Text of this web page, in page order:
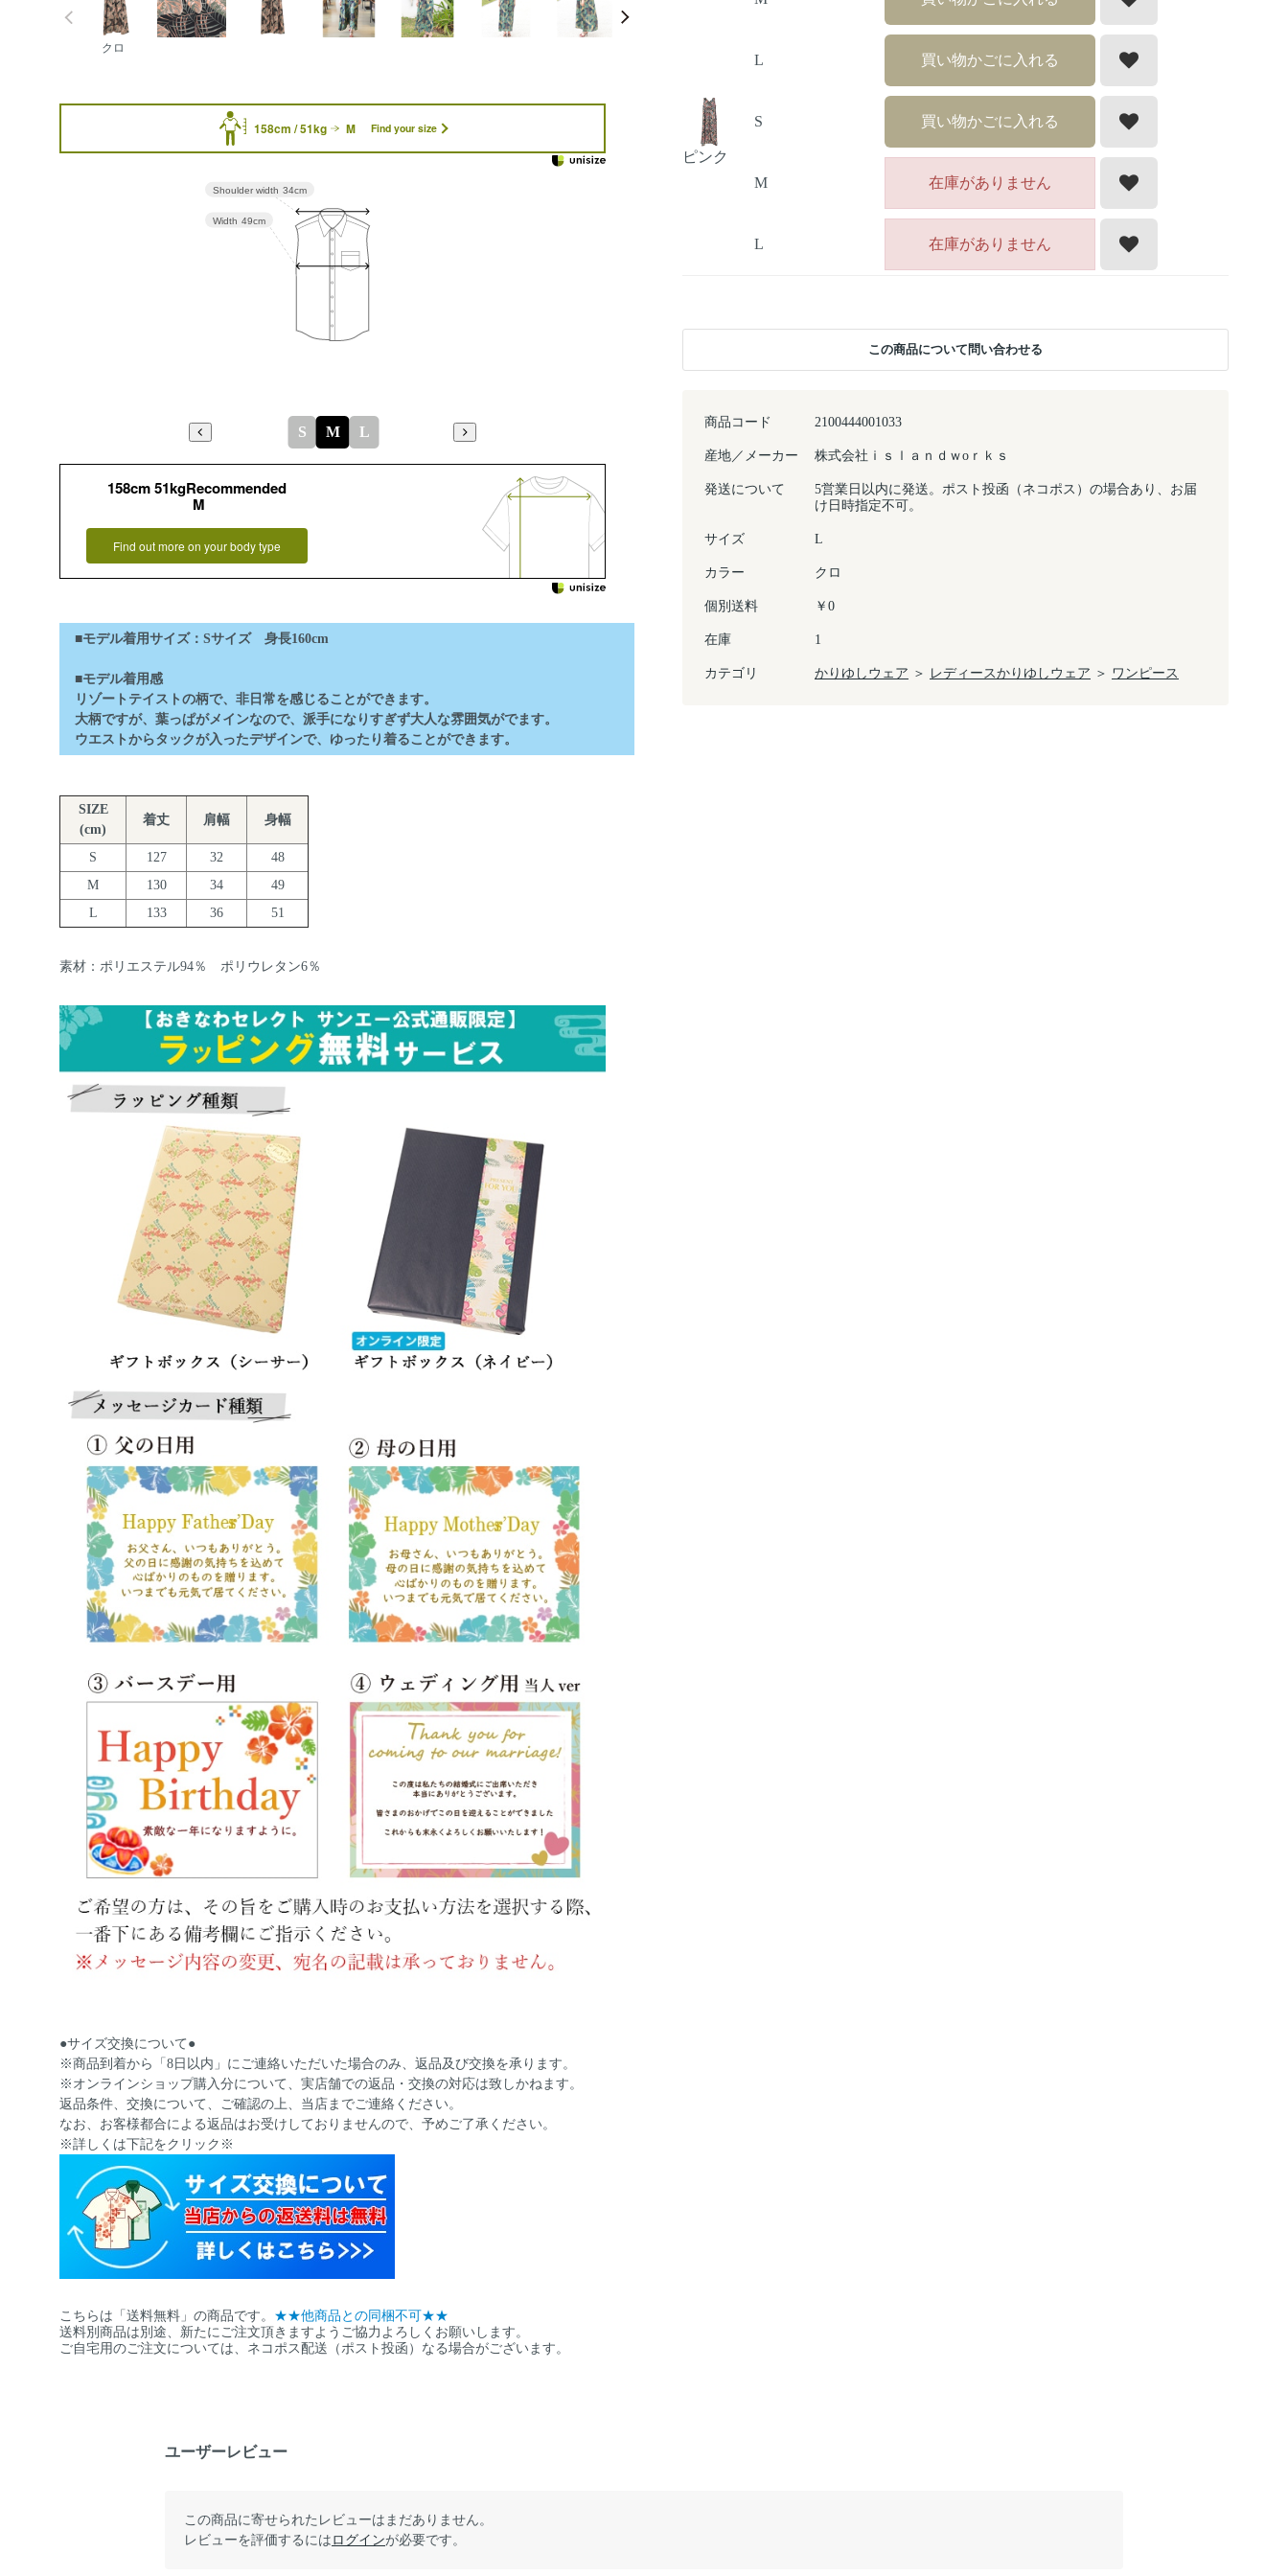
クロ
158cm / 51kg M Find your size
Width 49cm
Shoulder width 34cm
S M L
158cm 51kgRecommended
M
Find out more on your body type
■モデル着用サイズ：Sサイズ 身長160cm
■モデル着用感
リゾートテイストの柄で、非日常を感じることができます。
大柄ですが、葉っぱがメインなので、派手になりすぎず大人な雰囲気がでます。
ウエストからタックが入ったデザインで、ゆったり着ることができます。
SIZE
(cm)
着丈 肩幅 身幅
S 127 32
48
M
130 34
49
L
133 36 51
素材：ポリエステル94％ ポリウレタン6％
●サイズ交換について●
※商品到着から「8日以内」にご連絡いただいた場合のみ、返品及び交換を承ります。
※オンラインショップ購入分について、実店舗での返品・交換の対応は致しかねます。
返品条件、交換について、ご確認の上、当店までご連絡ください。
なお、お客様都合による返品はお受けしておりませんので、予めご了承ください。
※詳しくは下記をクリック※
こちらは「送料無料」の商品です。 ★★他商品との同梱不可★★
送料別商品は別途、新たにご注文頂きますようご協力よろしくお願いします。
ご自宅用のご注文については、ネコポス配送（ポスト投函）なる場合がございます。
商品コード 2100444001033
産地／メーカー 株式会社ｉｓｌａｎｄｗоｒｋｓ
発送について
5営業日以内に発送。ポスト投函（ネコポス）の場合あり、お届
け日時指定不可。
サイズ L
カラー クロ
個別送料 ￥0
在庫 1
カテゴリ かりゆしウェア ＞ レディースかりゆしウェア ＞ ワンピース
L 買い物かごに入れる
ピンク
S 買い物かごに入れる
M 在庫がありません
L 在庫がありません
この商品について問い合わせる
ユーザーレビュー
この商品に寄せられたレビューはまだありません。
レビューを評価するには ログインが必要です。